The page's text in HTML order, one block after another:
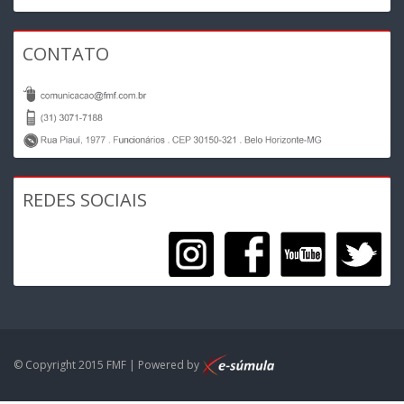
CONTATO
REDES SOCIAIS
© Copyright 2015 FMF | Powered by